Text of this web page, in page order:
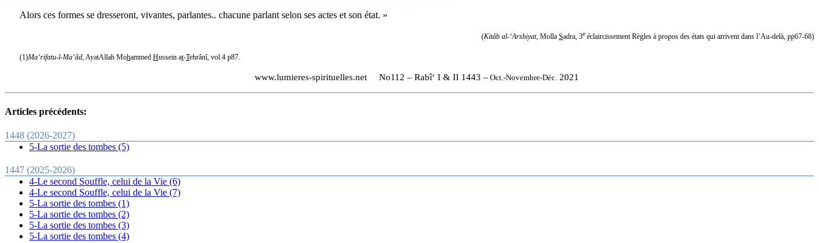
Alors ces formes se dresseront, vivantes, parlantes.. chacune parlant selon ses actes et son état. »
(Kitâb al-‘Arshiyat, Molla Sadra, 3e éclaircissement Règles à propos des états qui arrivent dans l’Au-delà, pp67-68)
(1)Ma‘rifatu-l-Ma‘âd , AyatAllah Mohammed Hussein at-Tehrânî, vol.4 p87.
www.lumieres-spirituelles.net No112 – Rabî‘ I & II 1443 – Oct.-Novembre-Déc. 2021
Articles précédents:
1448 (2026-2027)
5-La sortie des tombes (5)
1447 (2025-2026)
4-Le second Souffle, celui de la Vie (6)
4-Le second Souffle, celui de la Vie (7)
5-La sortie des tombes (1)
5-La sortie des tombes (2)
5-La sortie des tombes (3)
5-La sortie des tombes (4)